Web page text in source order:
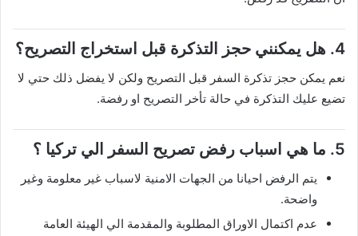
4. هل يمكنني حجز التذكرة قبل استخراج التصريح؟
نعم يمكن حجز تذكرة السفر قبل التصريح ولكن لا يفضل ذلك حتي لا
تضيع عليك التذكرة في حالة تأخر التصريح او رفضة.
5. ما هي اسباب رفض تصريح السفر الي تركيا ؟
يتم الرفض احيانا من الجهات الامنية لاسباب غير معلومة وغير
واضحة.
عدم اكتمال الاوراق المطلوبة والمقدمة الي الهيئة العامة